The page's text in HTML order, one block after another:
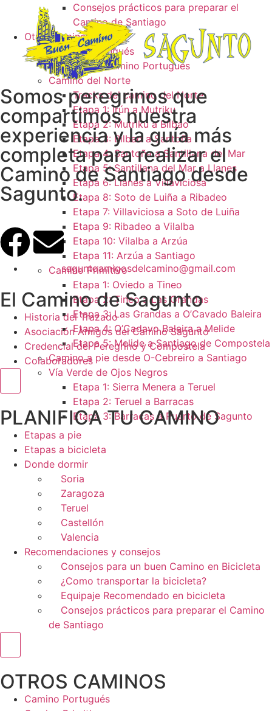
Consejos prácticos para preparar el
Camino de Santiago
Otros caminos
Camino Portugués
Tracks camino Portugués
Camino del Norte
Tracks del camino del Norte
Etapa 1: Irún a Mutriku
Etapa 2: Mutriku a Bilbao
Etapa 3: Bilbao a Santoña
Etapa 4: Santoña a Santillana del Mar
Etapa 5: Santillana del Mar a Llanes
Etapa 6: Llanes a Villaviciosa
Etapa 8: Soto de Luiña a Ribadeo
Etapa 7: Villaviciosa a Soto de Luiña
Etapa 9: Ribadeo a Vilalba
Etapa 10: Vilalba a Arzúa
Etapa 11: Arzúa a Santiago
Camino Primitivo
Etapa 1: Oviedo a Tineo
Etapa 2: Tineo a Las Grandas
Etapa 3: Las Grandas a O’Cavado Baleira
Etapa 4: O’Cadavo Baleira a Melide
Etapa 5: Melide a Santiago de Compostela
Camino a pie desde O-Cebreiro a Santiago
Vía Verde de Ojos Negros
Etapa 1: Sierra Menera a Teruel
Etapa 2: Teruel a Barracas
Etapa 3: Barracas a Puerto de Sagunto
Somos peregrinos que
compartimos nuestra
experiencia y la guía más
completa para realizar el
Camino de Santiago desde
Sagunto.
saguntoamigosdelcamino@gmail.com
El Camino de Sagunto
Historia del Trazado
Asociación Amigos del Camino Sagunto
Credencial del Peregrino y Compostela
Colaboradores
Menú conmutador hamburguesa
PLANIFICA TU CAMINO
Etapas a pie
Etapas a bicicleta
Donde dormir
Soria
Zaragoza
Teruel
Castellón
Valencia
Recomendaciones y consejos
Consejos para un buen Camino en Bicicleta
¿Como transportar la bicicleta?
Equipaje Recomendado en bicicleta
Consejos prácticos para preparar el Camino
de Santiago
OTROS CAMINOS
Camino Portugués